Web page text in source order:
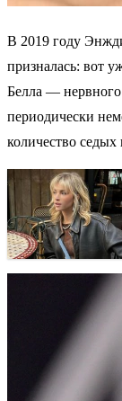
В 2019 году
призналась: вот
Белла — нервного
периодически
количество седых